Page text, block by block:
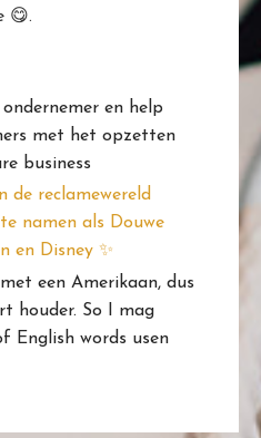
😋.
en help
met het opzetten
business
de reclamewereld
namen als Douwe
en Disney ✨
een Amerikaan, dus
houder. So I mag
English words usen